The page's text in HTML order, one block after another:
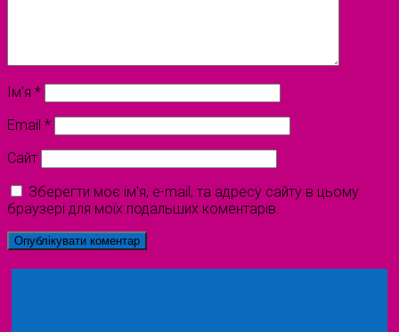
Ім'я *
Email *
Сайт
Зберегти моє ім'я, e-mail, та адресу сайту в цьому
браузері для моїх подальших коментарів.